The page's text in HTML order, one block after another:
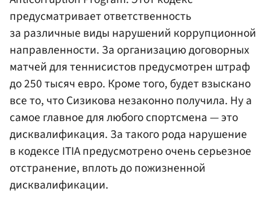
предусматривает ответственность
за различные виды нарушений коррупционной
направленности. За организацию договорных
матчей для теннисистов предусмотрен штраф
до 250 тысяч евро. Кроме того, будет взыскано
все то, что Сизикова незаконно получила. Ну а
самое главное для любого спортсмена — это
дисквалификация. За такого рода нарушение
в кодексе ITIA предусмотрено очень серьезное
отстранение, вплоть до пожизненной
дисквалификации.